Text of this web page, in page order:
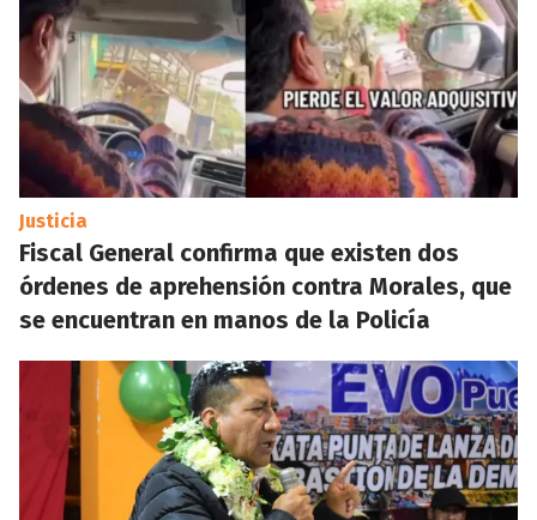
Justicia
Fiscal General confirma que existen dos
órdenes de aprehensión contra Morales, que
se encuentran en manos de la Policía